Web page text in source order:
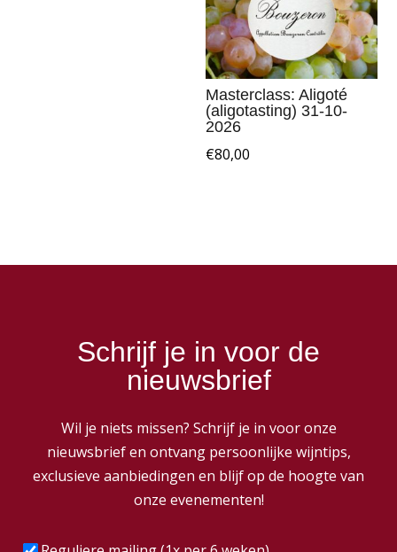
Masterclass: Aligoté
(aligotasting) 31-10-
2026
€80,00
Schrijf je in voor de
nieuwsbrief
Wil je niets missen? Schrijf je in voor onze
nieuwsbrief en ontvang persoonlijke wijntips,
exclusieve aanbiedingen en blijf op de hoogte van
onze evenementen!